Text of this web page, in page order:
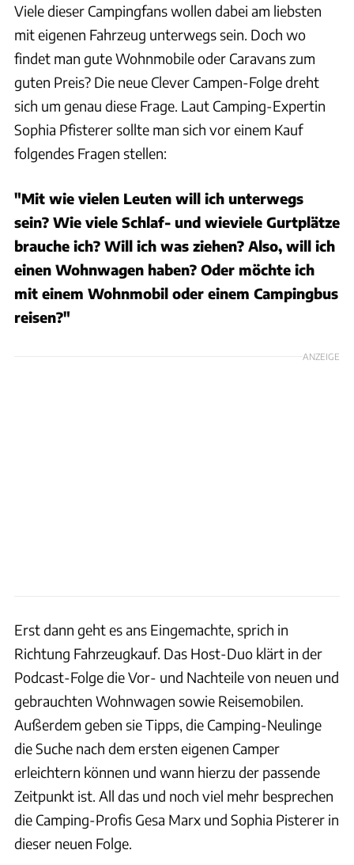
Viele dieser Campingfans wollen dabei am liebsten
mit eigenen Fahrzeug unterwegs sein. Doch wo
findet man gute Wohnmobile oder Caravans zum
guten Preis? Die neue Clever Campen-Folge dreht
sich um genau diese Frage. Laut Camping-Expertin
Sophia Pfisterer sollte man sich vor einem Kauf
folgendes Fragen stellen:
"Mit wie vielen Leuten will ich unterwegs
sein? Wie viele Schlaf- und wieviele Gurtplätze
brauche ich? Will ich was ziehen? Also, will ich
einen Wohnwagen haben? Oder möchte ich
mit einem Wohnmobil oder einem Campingbus
reisen?"
ANZEIGE
Erst dann geht es ans Eingemachte, sprich in
Richtung Fahrzeugkauf. Das Host-Duo klärt in der
Podcast-Folge die Vor- und Nachteile von neuen und
gebrauchten Wohnwagen sowie Reisemobilen.
Außerdem geben sie Tipps, die Camping-Neulinge
die Suche nach dem ersten eigenen Camper
erleichtern können und wann hierzu der passende
Zeitpunkt ist. All das und noch viel mehr besprechen
die Camping-Profis Gesa Marx und Sophia Pisterer in
dieser neuen Folge.